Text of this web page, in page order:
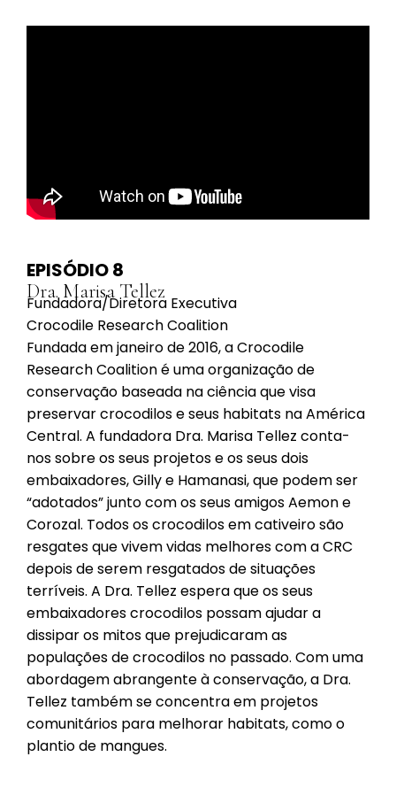
EPISÓDIO 8
Dra. Marisa Tellez
Fundadora/Diretora Executiva
Crocodile Research Coalition
Fundada em janeiro de 2016, a Crocodile
Research Coalition é uma organização de
conservação baseada na ciência que visa
preservar crocodilos e seus habitats na América
Central. A fundadora Dra. Marisa Tellez conta-
nos sobre os seus projetos e os seus dois
embaixadores, Gilly e Hamanasi, que podem ser
“adotados” junto com os seus amigos Aemon e
Corozal. Todos os crocodilos em cativeiro são
resgates que vivem vidas melhores com a CRC
depois de serem resgatados de situações
terríveis. A Dra. Tellez espera que os seus
embaixadores crocodilos possam ajudar a
dissipar os mitos que prejudicaram as
populações de crocodilos no passado. Com uma
abordagem abrangente à conservação, a Dra.
Tellez também se concentra em projetos
comunitários para melhorar habitats, como o
plantio de mangues.